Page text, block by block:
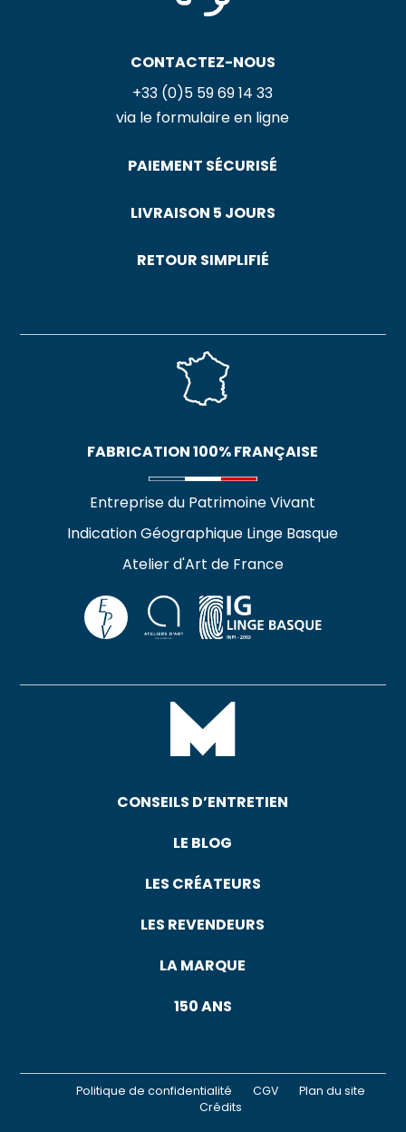
CONTACTEZ-NOUS
+33 (0)5 59 69 14 33
via le formulaire en ligne
PAIEMENT SÉCURISÉ
LIVRAISON 5 JOURS
RETOUR SIMPLIFIÉ
FABRICATION 100% FRANÇAISE
Entreprise du Patrimoine Vivant
Indication Géographique Linge Basque
Atelier d'Art de France
CONSEILS D’ENTRETIEN
LE BLOG
LES CRÉATEURS
LES REVENDEURS
LA MARQUE
150 ANS
Politique de confidentialité CGV
Plan du site
Crédits